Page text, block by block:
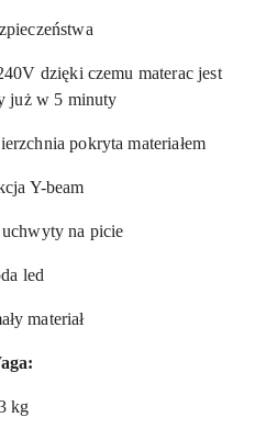
dzięki czemu materac jest
już w 5 minuty
pokryta materiałem
Y-beam
na picie
led
materiał
kg